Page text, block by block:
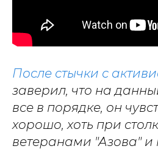
После стычки с
заверил, что на
все в порядке, он
хорошо, хоть при
ветеранами "Азова" и